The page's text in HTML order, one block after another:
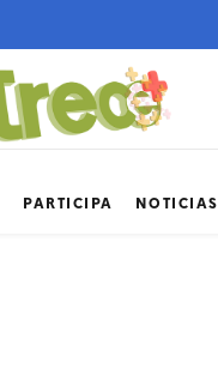
PARTICIPA NOTICIAS